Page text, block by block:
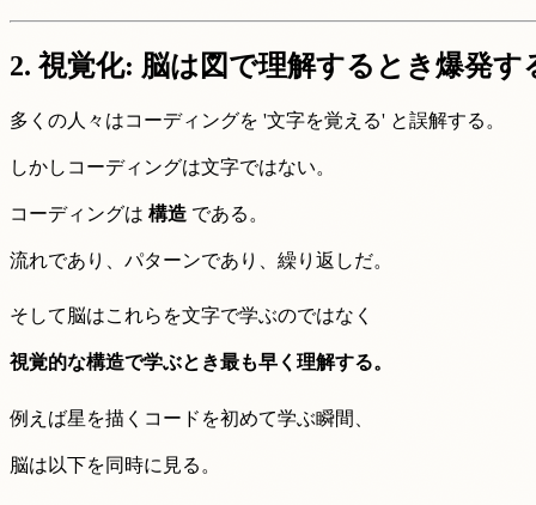
2. 視覚化: 脳は図で理解するとき爆発す
多くの人々はコーディングを '文字を覚える' と誤解する。
しかしコーディングは文字ではない。
コーディングは 構造 である。
流れであり、パターンであり、繰り返しだ。
そして脳はこれらを文字で学ぶのではなく
視覚的な構造で学ぶとき最も早く理解する。
例えば星を描くコードを初めて学ぶ瞬間、
脳は以下を同時に見る。